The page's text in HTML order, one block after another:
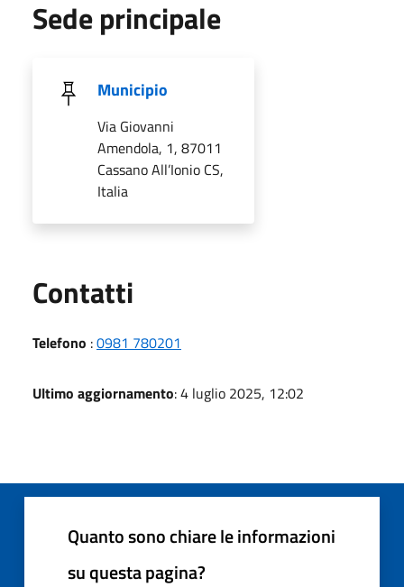
Sede principale
Municipio
Via Giovanni
Amendola, 1, 87011
Cassano All’Ionio CS,
Italia
Contatti
Telefono :0981 780201
Ultimo aggiornamento: 4 luglio 2025, 12:02
Quanto sono chiare le informazioni
su questa pagina?